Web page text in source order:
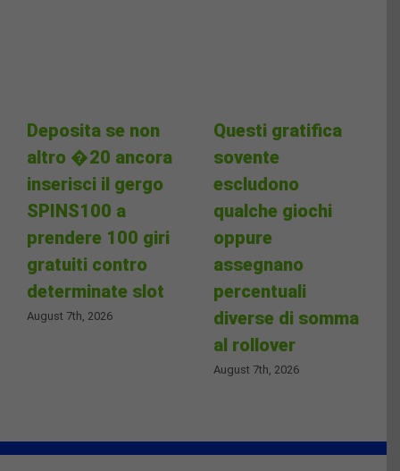
Deposita se non
altro �20 ancora
inserisci il gergo
SPINS100 a
prendere 100 giri
gratuiti contro
determinate slot
August 7th, 2026
Questi gratifica
sovente
escludono
qualche giochi
oppure
assegnano
percentuali
diverse di somma
al rollover
August 7th, 2026